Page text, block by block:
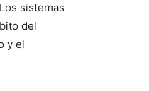
sistemas
del
y el